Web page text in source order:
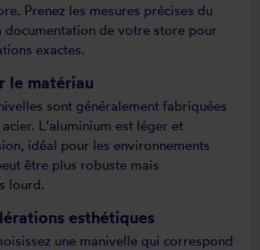
Prenez les mesures précises du
documentation de votre store pour
exactes.
le matériau
sont généralement fabriquées
L'aluminium est léger et
idéal pour les environnements
être plus robuste mais
lourd.
esthétiques
une manivelle qui correspond